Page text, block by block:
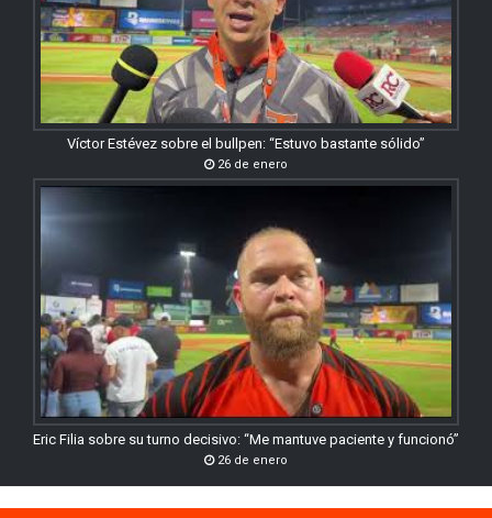
Víctor Estévez sobre el bullpen: “Estuvo bastante sólido”
26 de enero
Eric Filia sobre su turno decisivo: “Me mantuve paciente y funcionó”
26 de enero